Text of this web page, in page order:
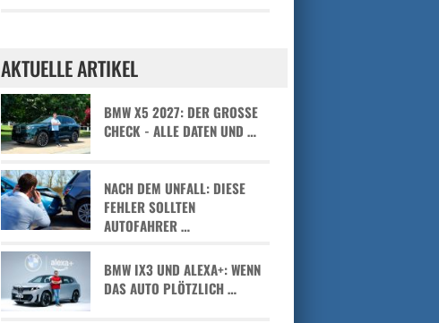
AKTUELLE ARTIKEL
BMW X5 2027: DER GROSSE C
HECK - ALLE DATEN UND …
NACH DEM UNFALL: DIESE
FEHLER SOLLTEN
AUTOFAHRER …
BMW IX3 UND ALEXA+: WENN
DAS AUTO PLÖTZLICH …